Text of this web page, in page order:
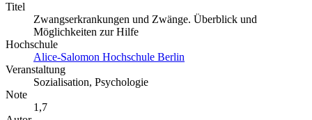
Titel
Zwangserkrankungen und Zwänge. Überblick und
Möglichkeiten zur Hilfe
Hochschule
Alice-Salomon Hochschule Berlin
Veranstaltung
Sozialisation, Psychologie
Note
1,7